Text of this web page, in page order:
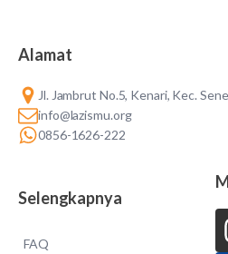
Alamat
Jl. Jambrut No.5, Kenari, Kec.
info@lazismu.org
0856-1626-222
Selengkapnya
FAQ